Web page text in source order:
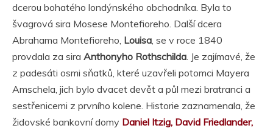
dcerou bohatého londýnského obchodníka. Byla to
švagrová sira Mosese Montefioreho. Další dcera
Abrahama Montefioreho, Louisa , se v roce 1840
provdala za sira Anthonyho Rothschilda . Je zajímavé, že
z padesáti osmi sňatků, které uzavřeli potomci Mayera
Amschela, jich bylo dvacet devět a půl mezi bratranci a
sestřenicemi z prvního kolene. Historie zaznamenala, že
židovské bankovní domy Daniel Itzig, David Friedlander,